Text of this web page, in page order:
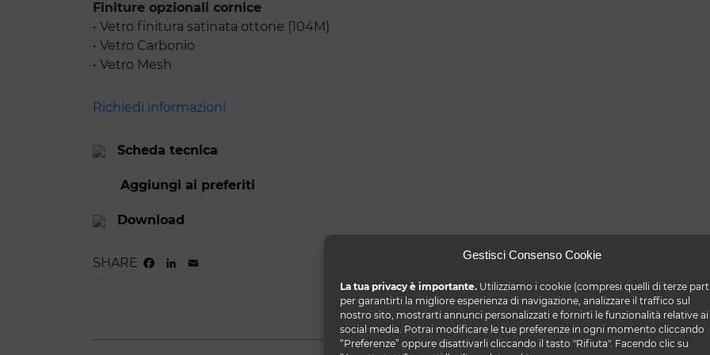
Gestisci Consenso Cookie
La tua privacy è importante. Utilizziamo i cookie (compresi quelli di terze
per garantirti la migliore esperienza di navigazione, analizzare il traffico sul
nostro sito, mostrarti annunci personalizzati e fornirti le funzionalità relative ai
social media. Potrai modificare le tue preferenze in ogni momento cliccando
“Preferenze” oppure disattivarli cliccando il tasto "Rifiuta". Facendo clic su
Finiture opzionali cornice
• Vetro finitura satinata ottone (104M)
• Vetro Carbonio
• Vetro Mesh
Richiedi informazioni
Scheda tecnica
Aggiungi ai preferiti
Download
SHARE FACEBOOK
LINKEDIN